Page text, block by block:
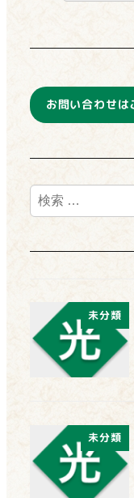
お問い合わせは
検
索
未分類
未分類